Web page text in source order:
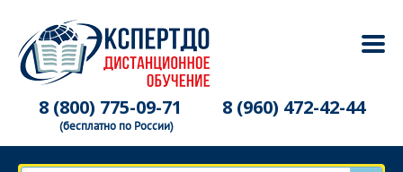
8 (800) 775-09-71
(бесплатно по России)
8 (960) 472-42-44